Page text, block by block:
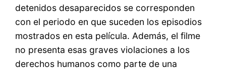
detenidos desaparecidos se corresponden
con el periodo en que suceden los episodios
mostrados en esta película. Además, el filme
no presenta esas graves violaciones a los
derechos humanos como parte de una